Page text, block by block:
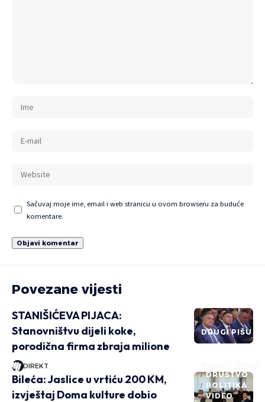
Sačuvaj moje ime, email i web stranicu u ovom browseru za buduće
komentare.
Povezane vijesti
DRUGI PIŠU
STANIŠIĆEVA PIJACA:
Stanovništvu dijeli koke,
porodična firma zbraja milione
DIREKT
DRUŠTVO
POLITIKA
VIDEO
Bileća: Jaslice u vrtiću 200 KM,
izvještaj Doma kulture dobio